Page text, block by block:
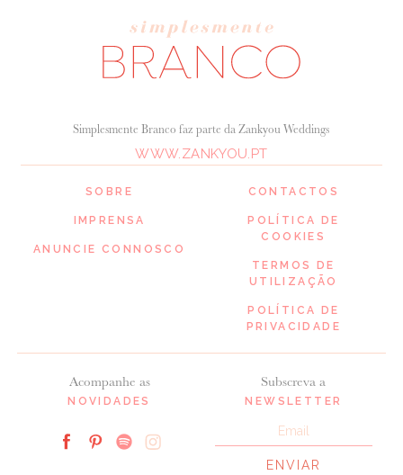
SOBRE
IMPRENSA
ANUNCIE CONNOSCO
Acompanhe as
NOVIDADES
Simplesmente Branco faz parte da Zankyou Weddings
WWW.ZANKYOU.PT
Subscreva a
NEWSLETTER
CONTACTOS
POLÍTICA DE
COOKIES
TERMOS DE
UTILIZAÇÃO
POLÍTICA DE
PRIVACIDADE